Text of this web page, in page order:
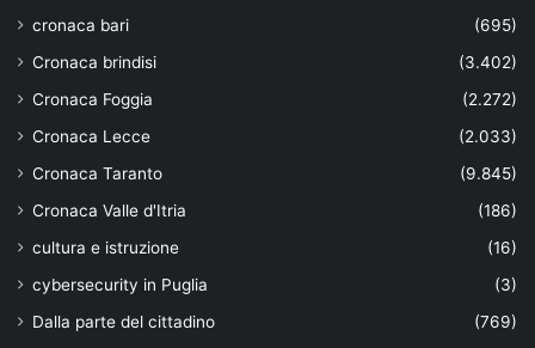
cronaca bari
(695)
Cronaca brindisi
(3.402)
Cronaca Foggia
(2.272)
Cronaca Lecce
(2.033)
Cronaca Taranto
(9.845)
Cronaca Valle d'Itria
(186)
cultura e istruzione
(16)
cybersecurity in Puglia
(3)
Dalla parte del cittadino
(769)